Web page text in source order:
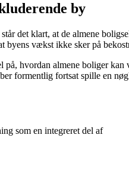
by
det klart, at de almene
byens vækst ikke sker på
på, hvordan almene boliger
formentlig fortsat spille en
som en integreret del af